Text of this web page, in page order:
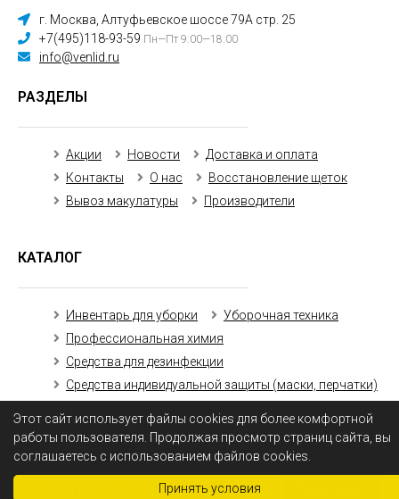
Принять условия
Этот сайт использует файлы cookies для более комфортной
работы пользователя. Продолжая просмотр страниц сайта, вы
соглашаетесь с использованием файлов cookies.
г. Москва, Алтуфьевское шоссе 79А стр. 25
+7(495)118-93-59 Пн—Пт 9:00—18:00
info@venlid.ru
РАЗДЕЛЫ
Акции Новости
Доставка и оплата
Контакты
О нас
Восстановление щеток
Вывоз макулатуры
Производители
КАТАЛОГ
Инвентарь для уборки
Уборочная техника
Профессиональная химия
Средства для дезинфекции
Средства индивидуальной защиты (маски, перчатки)
Получить оптовый прайс-лист